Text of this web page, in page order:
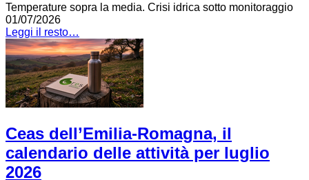
Temperature sopra la media. Crisi idrica sotto monitoraggio
01/07/2026
Leggi il resto…
Ceas dell’Emilia-Romagna, il
calendario delle attività per luglio
2026